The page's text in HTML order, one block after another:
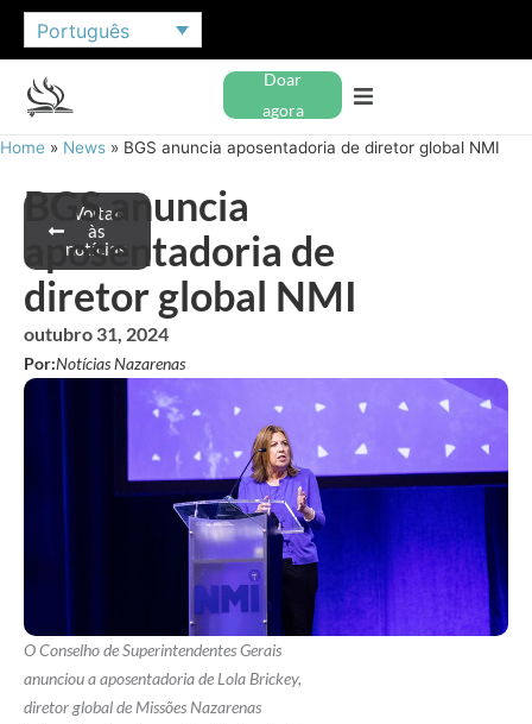
Português
Doar
agora
Home » News » BGS anuncia aposentadoria de diretor global NMI
Voltar
às
notícias
BGS anuncia
aposentadoria de
diretor global NMI
outubro 31, 2024
Por:Notícias Nazarenas
O Conselho de Superintendentes Gerais
anunciou a aposentadoria de Lola Brickey,
diretor global de Missões Nazarenas